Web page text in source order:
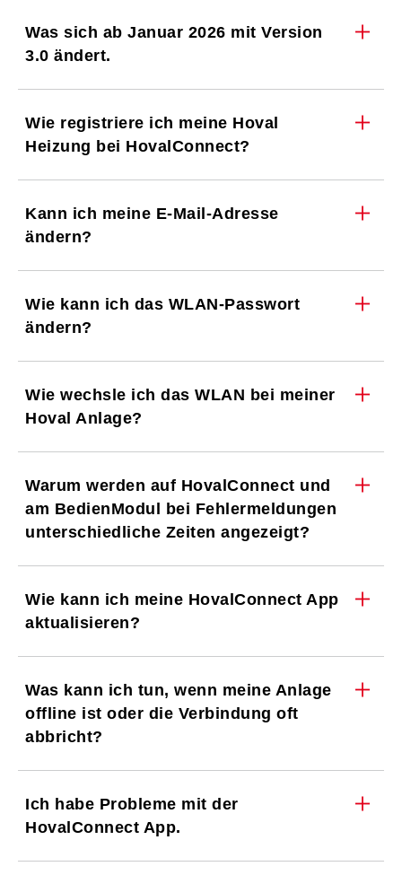
Was sich ab Januar 2026 mit Version
3.0 ändert.
Wie registriere ich meine Hoval
Heizung bei HovalConnect?
Kann ich meine E-Mail-Adresse
ändern?
Wie kann ich das WLAN-Passwort
ändern?
Wie wechsle ich das WLAN bei meiner
Hoval Anlage?
Warum werden auf HovalConnect und
am BedienModul bei Fehlermeldungen
unterschiedliche Zeiten angezeigt?
Wie kann ich meine HovalConnect App
aktualisieren?
Was kann ich tun, wenn meine Anlage
offline ist oder die Verbindung oft
abbricht?
Ich habe Probleme mit der
HovalConnect App.